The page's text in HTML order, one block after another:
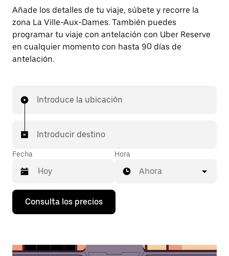
Añade los detalles de tu viaje, súbete y recorre la
zona La Ville-Aux-Dames. También puedes
programar tu viaje con antelación con Uber Reserve
en cualquier momento con hasta 90 días de
antelación.
Introduce la ubicación
Introducir destino
Fecha
Pulsa
flecha
abrir
Hora
Ahora
Consulta los precios